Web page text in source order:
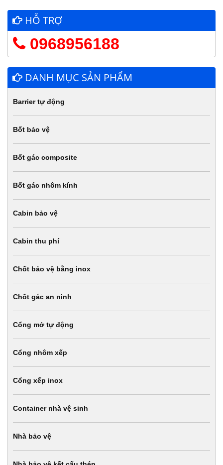
HỖ TRỢ
0968956188
DANH MỤC SẢN PHẨM
Barrier tự động
Bốt bảo vệ
Bốt gác composite
Bốt gác nhôm kính
Cabin bảo vệ
Cabin thu phí
Chốt bảo vệ bằng inox
Chốt gác an ninh
Cổng mở tự động
Cổng nhôm xếp
Cổng xếp inox
Container nhà vệ sinh
Nhà bảo vệ